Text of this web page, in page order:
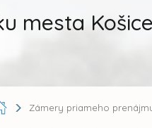
mesta Košice
Zámery priameho